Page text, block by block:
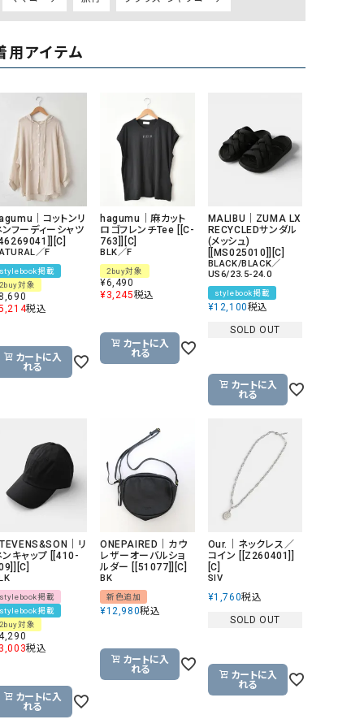
GO TO HOLLYWOOD（ゴートゥーハリウ
THIRTY（サーティ）
G-STAR RAW（ジースターロウ） tumugu:（ツムグ）
GOOD SPEED（グッドスピード）
GAIMO（ガイモ）
オーバーオール）
GRAMICCI（グラミチ）
USU GALLERY（ユーエス
（ｇ） （グラム）
Gives a sense of fullment +phenix（フェニックス）
WILD THINGS（ワイルドシ
用アイテム
｜コットンリ
ンフーディーシャツ
／F
stylebook掲載
2buy対象
8,690
税込
カートに入
れる
hagumu｜麻カット
ロゴフレンチTee [[C-
763]][C]
BLK／F
2buy対象
¥6,490
¥3,245税込
カートに入
れる
MALIBU｜ZUMA LX
RECYCLEDサンダル
(メッシュ)
[[MS025010]][C]
BLACK/BLACK／
US6/23.5-24.0
stylebook掲載
¥12,100税込
SOLD OUT
カートに入
れる
｜リ
ンキャップ [[410-
stylebook掲載
stylebook掲載
2buy対象
4,290
3,003税込
カートに入
れる
ONEPAIRED｜カウ
レザーオーバルショ
ルダー [[51077]][C]
BK
新色追加
¥12,980税込
カートに入
れる
Our.｜ネックレス／
コイン [[Z260401]]
[C]
SIV
¥1,760税込
SOLD OUT
カートに入
れる